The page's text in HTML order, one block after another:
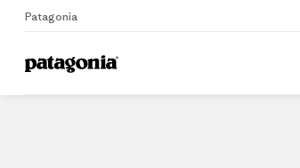
Patagonia
Home Händler